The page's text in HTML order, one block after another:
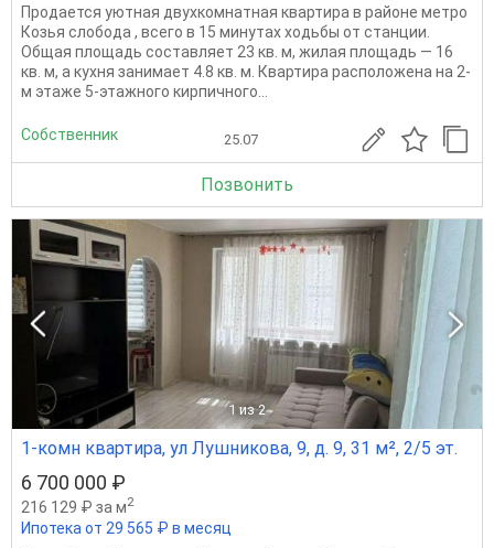
Продается уютная двухкомнатная квартира в районе метро
Козья слобода , всего в 15 минутах ходьбы от станции.
Общая площадь составляет 23 кв. м, жилая площадь — 16
кв. м, а кухня занимает 4.8 кв. м. Квартира расположена на 2-
м этаже 5-этажного кирпичного...
Собственник 25.07
Позвонить
1 из 2
1-комн квартира, ул Лушникова, 9, д. 9, 31 м², 2/5 эт.
6 700 000 ₽
216 129 ₽ за м2
Ипотека от 29 565 ₽ в месяц